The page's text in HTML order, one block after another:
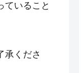
ていること
承くださ